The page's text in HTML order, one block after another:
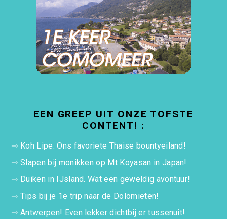
EEN GREEP UIT ONZE TOFSTE
CONTENT! :
⇾ Koh Lipe. Ons favoriete Thaise bountyeiland!
⇾Slapen bij monikken op Mt Koyasan in Japan!
⇾ Duiken in IJsland. Wat een geweldig avontuur!
⇾Tips bij je 1e trip naar de Dolomieten!
⇾Antwerpen! Even lekker dichtbij er tussenuit!